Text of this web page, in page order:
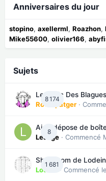
Anniversaires du jour
stopino axellerml Roazhon
Mike55600 olivier166
Sujets
8 174
Le Topic Des Blagues
Roverpatger ·
8
Aide dépose de
LeJuge · Commencé
1 681
Showroom de Lodein
Lodein · Commencé